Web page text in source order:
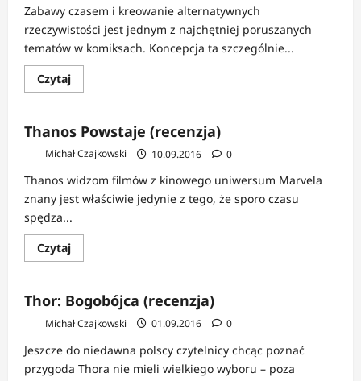
starych
wilków
–
Tomasz
Samojlik
(recenzja)
Zabawy czasem i kreowanie alternatywnych
rzeczywistości jest jednym z najchętniej poruszanych
tematów w komiksach. Koncepcja ta szczególnie...
CzytajDowiedz
się
Punkt
(recenzja)
Thanos Powstaje (recenzja)
Michał Czajkowski 10.09.2016 0
Thanos widzom filmów z kinowego uniwersum Marvela
znany jest właściwie jedynie z tego, że sporo czasu
spędza...
CzytajDowiedz
się
Thanos
Powstaje
(recenzja)
Thor: Bogobójca (recenzja)
Michał Czajkowski 01.09.2016 0
Jeszcze do niedawna polscy czytelnicy chcąc poznać
przygoda Thora nie mieli wielkiego wyboru – poza